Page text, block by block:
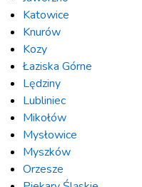
Katowice
Knurów
Kozy
Łaziska Górne
Lędziny
Lubliniec
Mikołów
Mysłowice
Myszków
Orzesze